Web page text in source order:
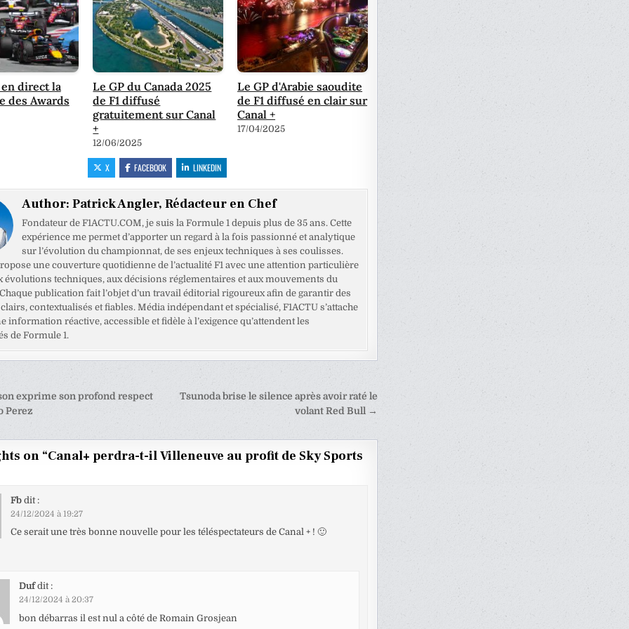
direct la
des Awards
Le GP du Canada 2025
de F1 diffusé
gratuitement sur Canal
+
12/06/2025
Le GP d'Arabie saoudite
de F1 diffusé en clair sur
Canal +
17/04/2025
X FACEBOOK LINKEDIN
Author: Patrick Angler, Rédacteur en Chef
Fondateur de F1ACTU.COM, je suis la Formule 1 depuis plus de 35 ans. Cette
expérience me permet d’apporter un regard à la fois passionné et analytique
sur l’évolution du championnat, de ses enjeux techniques à ses coulisses.
une couverture quotidienne de l’actualité F1 avec une attention particulière
évolutions techniques, aux décisions réglementaires et aux mouvements du
publication fait l’objet d’un travail éditorial rigoureux afin de garantir des
contextualisés et fiables. Média indépendant et spécialisé, F1ACTU s’attache
information réactive, accessible et fidèle à l’exigence qu’attendent les
de Formule 1.
Tsunoda brise le silence après avoir raté le
volant Red Bull →
exprime son profond respect
Perez
on “Canal+ perdra-t-il Villeneuve au profit de Sky Sports
Fb dit :
24/12/2024 à 19:27
Ce serait une très bonne nouvelle pour les téléspectateurs de Canal + ! 🙂
Duf dit :
24/12/2024 à 20:37
bon débarras il est nul a côté de Romain Grosjean